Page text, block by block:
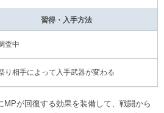
習得・入手方法
査中
り相手によって入手武器が変わる
MPが回復する効果を装備して、戦闘から